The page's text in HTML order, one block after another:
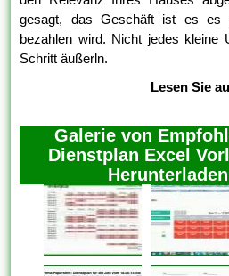
gesagt, das Geschäft ist es es
bezahlen wird. Nicht jedes kleine
Schritt äußerln.
Lesen Sie
Galerie von
Dienstplan Excel